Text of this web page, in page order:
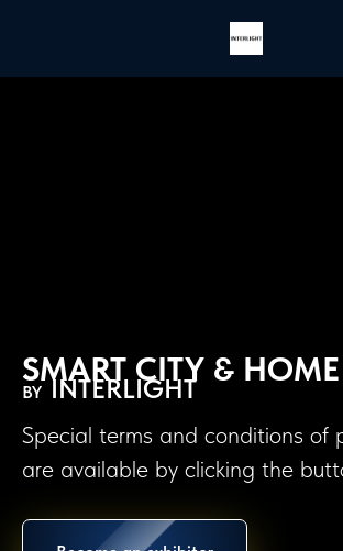
SMART CITY & HOME
BY INTERLIGHT
Special terms and conditions of
are available by clicking the